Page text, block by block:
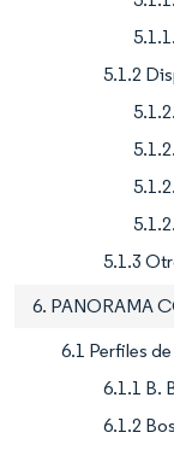
5.1.2
5.1.3
6. PANORAMA
6.1 Perfiles
6.1.1 B.
6.1.2